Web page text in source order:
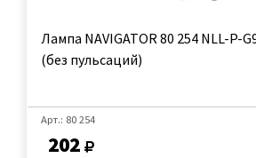
Лампа NAVIGATOR 80 254 NLL-P-
(без пульсаций)
Арт.: 80 254
202